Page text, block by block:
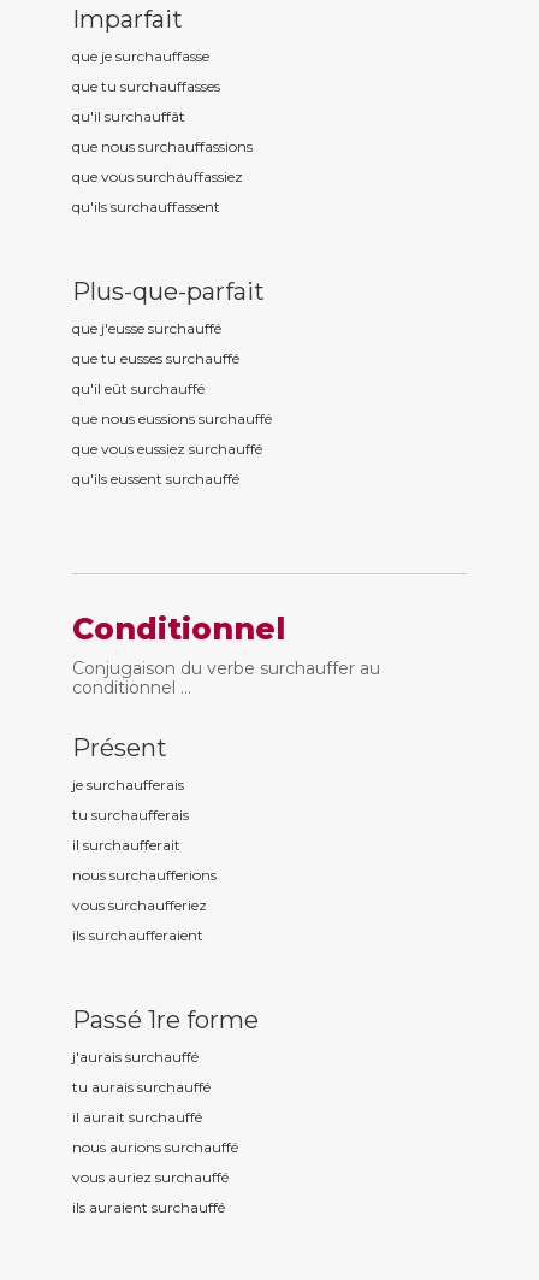
Imparfait
que je surchauffasse
que tu surchauffasses
qu'il surchauffât
que nous surchauffassions
que vous surchauffassiez
qu'ils surchauffassent
Plus-que-parfait
que j'eusse surchauffé
que tu eusses surchauffé
qu'il eût surchauffé
que nous eussions surchauffé
que vous eussiez surchauffé
qu'ils eussent surchauffé
Conditionnel
Conjugaison du verbe surchauffer au
conditionnel ...
Présent
je surchaufferais
tu surchaufferais
il surchaufferait
nous surchaufferions
vous surchaufferiez
ils surchaufferaient
Passé 1re forme
j'aurais surchauffé
tu aurais surchauffé
il aurait surchauffé
nous aurions surchauffé
vous auriez surchauffé
ils auraient surchauffé